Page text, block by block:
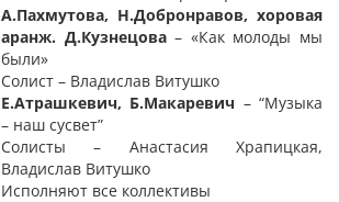
А.Пахмутова, Н.Добронравов, хоровая
аранж. Д.Кузнецова– «Как молоды мы
были»
Солист – Владислав Витушко
Е.Атрашкевич, Б.Макаревич – “Музыка
– наш сусвет”
Солисты – Анастасия Храпицкая,
Владислав Витушко
Исполняют все коллективы